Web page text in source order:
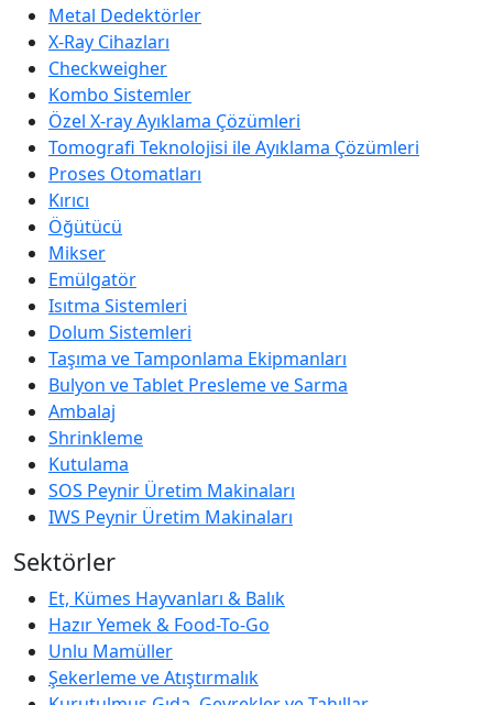
Metal Dedektörler
X-Ray Cihazları
Checkweigher
Kombo Sistemler
Özel X-ray Ayıklama Çözümleri
Tomografi Teknolojisi ile Ayıklama Çözümleri
Proses Otomatları
Kırıcı
Öğütücü
Mikser
Emülgatör
Isıtma Sistemleri
Dolum Sistemleri
Taşıma ve Tamponlama Ekipmanları
Bulyon ve Tablet Presleme ve Sarma
Ambalaj
Shrinkleme
Kutulama
SOS Peynir Üretim Makinaları
IWS Peynir Üretim Makinaları
Sektörler
Et, Kümes Hayvanları & Balık
Hazır Yemek & Food-To-Go
Unlu Mamüller
Şekerleme ve Atıştırmalık